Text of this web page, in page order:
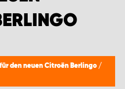
den neuen Citroën Berlingo /